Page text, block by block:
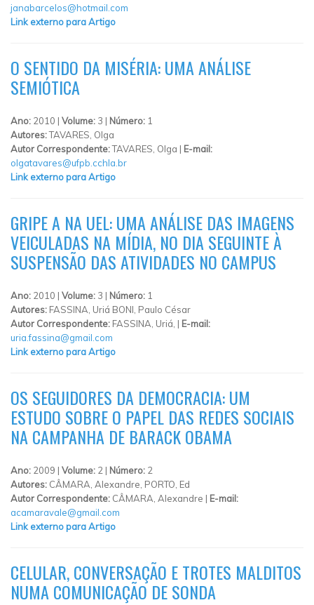
janabarcelos@hotmail.com
Link externo para Artigo
O SENTIDO DA MISÉRIA: UMA ANÁLISE
SEMIÓTICA
Ano: 2010 | Volume: 3 | Número: 1
Autores:TAVARES, Olga
Autor Correspondente:TAVARES, Olga | E-mail:
olgatavares@ufpb.cchla.br
Link externo para Artigo
GRIPE A NA UEL: UMA ANÁLISE DAS IMAGENS
VEICULADAS NA MÍDIA, NO DIA SEGUINTE À
SUSPENSÃO DAS ATIVIDADES NO CAMPUS
Ano: 2010 | Volume: 3 | Número: 1
Autores: FASSINA, Uriá BONI, Paulo César
Autor Correspondente: FASSINA, Uriá, | E-mail:
uria.fassina@gmail.com
Link externo para Artigo
OS SEGUIDORES DA DEMOCRACIA: UM
ESTUDO SOBRE O PAPEL DAS REDES SOCIAIS
NA CAMPANHA DE BARACK OBAMA
Ano: 2009 | Volume: 2 | Número: 2
Autores: CÂMARA, Alexandre, PORTO, Ed
Autor Correspondente: CÂMARA, Alexandre | E-mail:
acamaravale@gmail.com
Link externo para Artigo
CELULAR, CONVERSAÇÃO E TROTES MALDITOS
NUMA COMUNICAÇÃO DE SONDA